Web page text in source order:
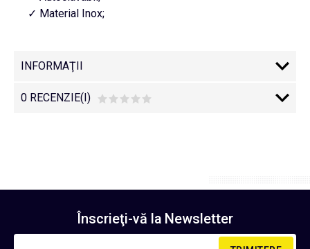
✓ Material Inox;
INFORMAŢII
0 RECENZIE(I)
Înscrieţi-vă la Newsletter